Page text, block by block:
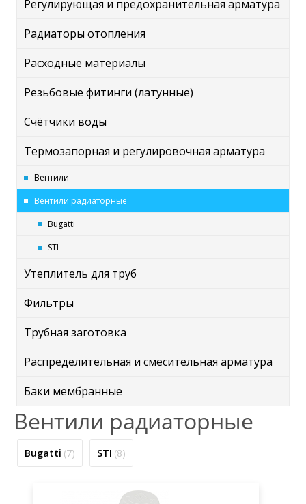
Регулирующая и предохранительная арматура
Радиаторы отопления
Расходные материалы
Резьбовые фитинги (латунные)
Счётчики воды
Термозапорная и регулировочная арматура
Вентили
Вентили радиаторные
Bugatti
STI
Утеплитель для труб
Фильтры
Трубная заготовка
Распределительная и смесительная арматура
Баки мембранные
Вентили радиаторные
Bugatti (7) STI (8)